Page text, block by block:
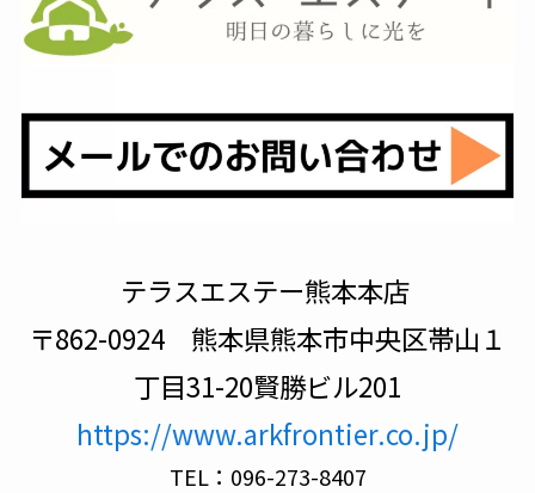
テラスエステー熊本本店
〒862-0924 熊本県熊本市中央区帯山１
丁目31-20賢勝ビル201
https://www.arkfrontier.co.jp/
TEL：096-273-8407